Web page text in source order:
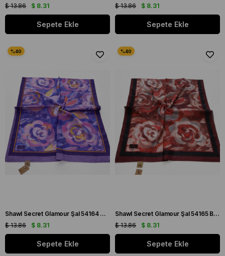
$ 8.31
$ 13.86
Sepete Ekle
$ 8.31
$ 13.86
Sepete Ekle
Shawl Secret Glamour Şal 54164 Mor
$ 8.31
$ 13.86
Sepete Ekle
Shawl Secret Glamour Şal 54165 Bordo
$ 8.31
$ 13.86
Sepete Ekle